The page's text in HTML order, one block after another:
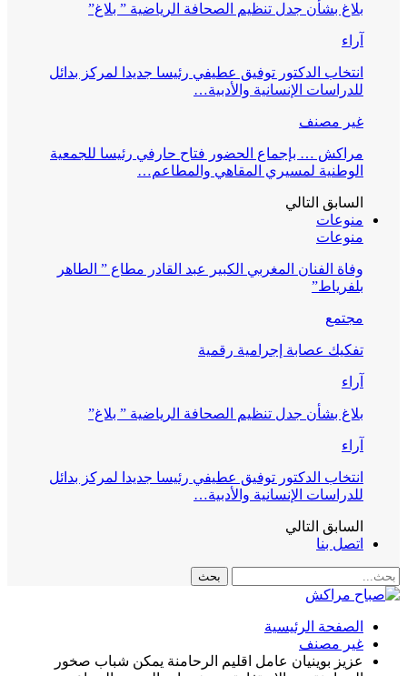
بلاغ بشأن جدل تنظيم الصحافة الرياضية ” بلاغ”
آراء
انتخاب الدكتور توفيق عطيفي رئيسا جديدا لمركز بدائل
للدراسات الإنسانية والأدبية…
غير مصنف
مراكش … بإجماع الحضور فتاح حارفي رئيسا للجمعية
الوطنية لمسيري المقاهي والمطاعم…
السابق التالي
منوعات
منوعات
وفاة الفنان المغربي الكبير عبد القادر مطاع ” الطاهر
بلفرياط”
مجتمع
تفكيك عصابة إجرامية رقمية
آراء
بلاغ بشأن جدل تنظيم الصحافة الرياضية ” بلاغ”
آراء
انتخاب الدكتور توفيق عطيفي رئيسا جديدا لمركز بدائل
للدراسات الإنسانية والأدبية…
السابق التالي
اتصل بنا
الصفحة الرئيسية
غير مصنف
عزيز بوينيان عامل اقليم الرحامنة يمكن شباب صخور